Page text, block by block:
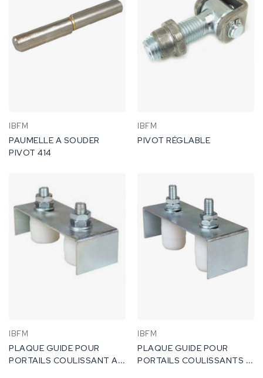
IBFM
PAUMELLE A SOUDER
PIVOT 414
IBFM
PIVOT RÉGLABLE
IBFM
PLAQUE GUIDE POUR
PORTAILS COULISSANT A 2
IBFM
PLAQUE GUIDE POUR
PORTAILS COULISSANTS A